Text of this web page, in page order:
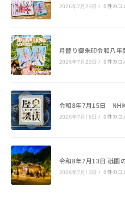
2026年7月23日 / 0件のコ
月替り御朱印令和八年
2026年7月23日 / 0件のコ
令和8年7月15日 NHK
2026年7月16日 / 0件のコ
令和8年7月13日 祇園
2026年7月13日 / 0件のコ